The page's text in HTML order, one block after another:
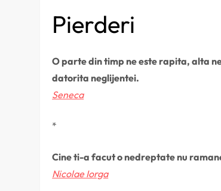
Pierderi
O parte din timp ne este rapita, alta
datorita neglijentei.
Seneca
*
Cine ti-a facut o nedreptate nu
Nicolae Iorga